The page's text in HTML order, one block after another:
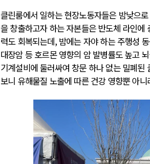
클린룸에서 일하는 현장노동자들은 밤낮으
을 창출하고자 하는 자본들은 반도체 라인
력도 회복되는데, 밤에는 자야 하는 주행성
대장암 등 호르몬 영향의 암 발병률도 높고
기계설비에 둘러싸여 창문 하나 없는 밀폐
보니 유해물질 노출에 따른 건강 영향뿐 아